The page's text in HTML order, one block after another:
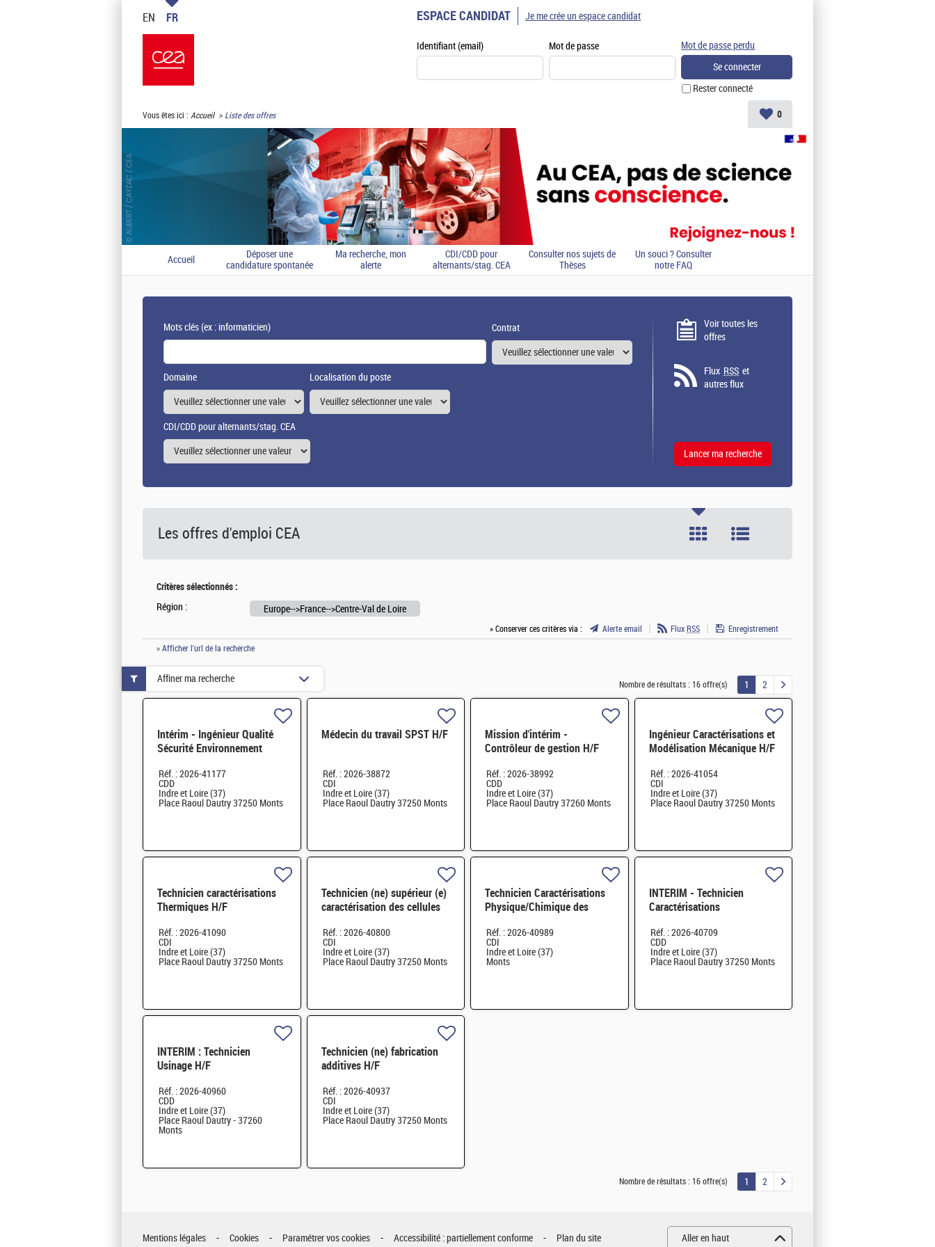
EN FR ESPACE CANDIDAT
Identifiant (email) Mot de passe
Rester connecté
Mot de passe perdu
Je me crée un espace candidat
Vous êtes ici : Accueil Liste des offres 0
Accueil
Déposer une
candidature spontanée
Ma recherche, mon
alerte
CDI/CDD pour
alternants/stag. CEA
Consulter nos sujets de
Thèses
Un souci ? Consulter
notre FAQ
Mots clés(ex : informaticien) Contrat
Domaine Localisation du poste
CDI/CDD pour alternants/stag. CEA
Voir toutes les
offres
Flux RSS et
autres flux
Les offres d'emploi CEA
Critères sélectionnés :
Région : Europe-->France-->Centre-Val de Loire
» Conserver ces critères via : Alerte email Flux RSS
Enregistrement
» Afficher l'url de la recherche
Nombre de résultats : 16 offre(s) 1 2
Intérim - Ingénieur Qualité
Sécurité Environnement
Réf. : 2026-41177
CDD
Indre et Loire (37)
Place Raoul Dautry 37250 Monts
Médecin du travail SPST H/F
Réf. : 2026-38872
CDI
Indre et Loire (37)
Place Raoul Dautry 37250 Monts
Mission d'intérim -
Contrôleur de gestion H/F
Réf. : 2026-38992
CDD
Indre et Loire (37)
Place Raoul Dautry 37260 Monts
Ingénieur Caractérisations et
Modélisation Mécanique H/F
Réf. : 2026-41054
CDI
Indre et Loire (37)
Place Raoul Dautry 37250 Monts
Technicien caractérisations
Thermiques H/F
Réf. : 2026-41090
CDI
Indre et Loire (37)
Place Raoul Dautry 37250 Monts
Technicien (ne) supérieur (e)
caractérisation des cellules
Réf. : 2026-40800
CDI
Indre et Loire (37)
Place Raoul Dautry 37250 Monts
Technicien Caractérisations
Physique/Chimique des
Réf. : 2026-40989
CDI
Indre et Loire (37)
Monts
INTERIM - Technicien
Caractérisations
matériaux H/F
Réf. : 2026-40709
CDD
Indre et Loire (37)
Place Raoul Dautry 37250 Monts
INTERIM : Technicien
Usinage H/F
Réf. : 2026-40960
CDD
Indre et Loire (37)
Place Raoul Dautry - 37260
Monts
Technicien (ne) fabrication
additives H/F
Réf. : 2026-40937
CDI
Indre et Loire (37)
Place Raoul Dautry 37250 Monts
Affiner ma recherche
Nombre de résultats : 16 offre(s) 1 2
Mentions légales Cookies Paramétrer vos cookies Accessibilité : partiellement conforme Plan du site Aller en haut